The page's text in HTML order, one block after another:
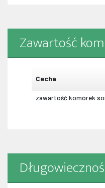
Zawartość
Cecha
zawartość komórek